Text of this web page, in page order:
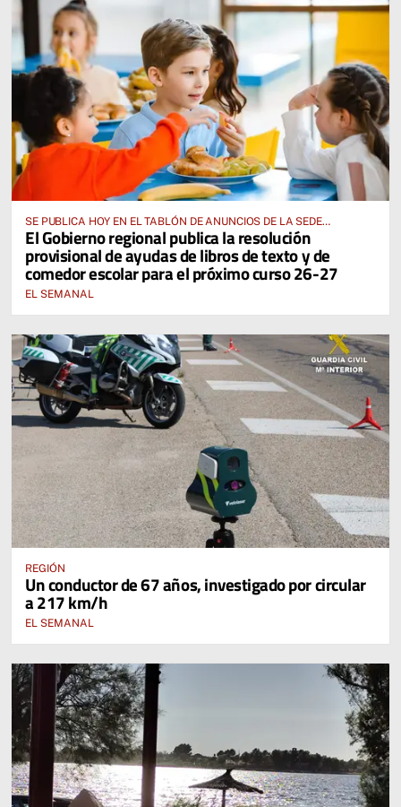
SE PUBLICA HOY EN EL TABLÓN DE ANUNCIOS DE LA SEDE
ELECTRÓNICA DE LA JUNTA DE COMUNIDADES Y EN EL PORTAL DE
EDUCACIÓN DE CASTILLA-LA MANCHA
El Gobierno regional publica la resolución
provisional de ayudas de libros de texto y de
comedor escolar para el próximo curso 26-27
EL SEMANAL
REGIÓN
Un conductor de 67 años, investigado por circular
a 217 km/h
EL SEMANAL